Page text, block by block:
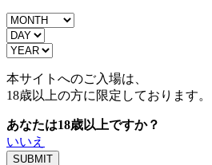
本サイトへのご入場は、
18歳以上の方に限定しております。
あなたは18歳以上ですか？
いいえ